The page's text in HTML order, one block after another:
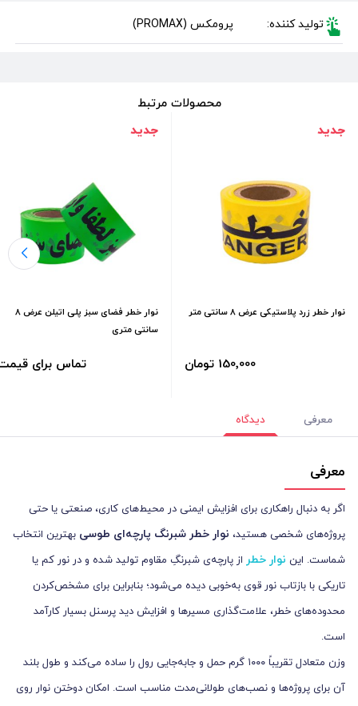
تولید کننده: پرومکس (PROMAX)
محصولات مرتبط
جدید
نوار خطر زرد پلاستیکی عرض 8 سانتی متر
150٬000 تومان
جدید
نوار خطر فضای سبز پلی اتیلن عرض 8
سانتی متری
تماس برای
معرفی دیدگاه
معرفی
اگر به دنبال راهکاری برای افزایش ایمنی در محیط‌های کاری، صنعتی یا حتی
پروژه‌های شخصی هستید، نوار خطر شبرنگ پارچه‌ای طوسی بهترین انتخاب
شماست. این نوار خطر از پارچه‌ی شبرنگِ مقاوم تولید شده و در نور کم یا
تاریکی با بازتاب نور قوی به‌خوبی دیده می‌شود؛ بنابراین برای مشخص‌کردن
محدوده‌های خطر، علامت‌گذاری مسیرها و افزایش دید پرسنل بسیار کارآمد
است.
وزن متعادل تقریباً ۱۰۰۰ گرم حمل و جابه‌جایی رول را ساده می‌کند و طول بلند
آن برای پروژه‌ها و نصب‌های طولانی‌مدت مناسب است. امکان دوختن نوار روی